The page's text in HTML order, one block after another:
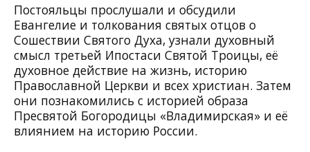
Постояльцы прослушали и обсудили
Евангелие и толкования святых отцов о
Сошествии Святого Духа, узнали духовный
смысл третьей Ипостаси Святой Троицы, её
духовное действие на жизнь, историю
Православной Церкви и всех христиан. Затем
они познакомились с историей образа
Пресвятой Богородицы «Владимирская» и её
влиянием на историю России.